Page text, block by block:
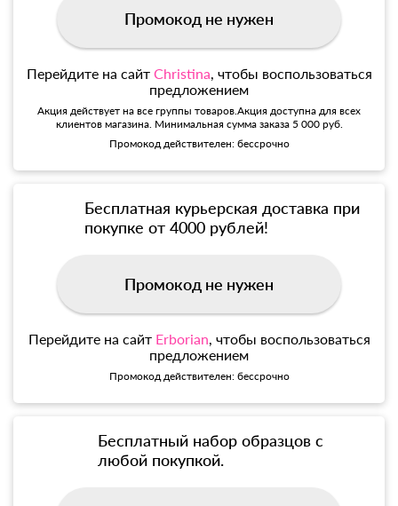
Промокод не нужен
Перейдите на сайт Christina, чтобы воспользоваться
предложением
Акция действует на все группы товаров.Акция доступна для всех
клиентов магазина. Минимальная сумма заказа 5 000 руб.
Промокод действителен: бессрочно
Бесплатная курьерская доставка при
покупке от 4000 рублей!
Промокод не нужен
Перейдите на сайт Erborian, чтобы воспользоваться
предложением
Промокод действителен: бессрочно
Бесплатный набор образцов с
любой покупкой.